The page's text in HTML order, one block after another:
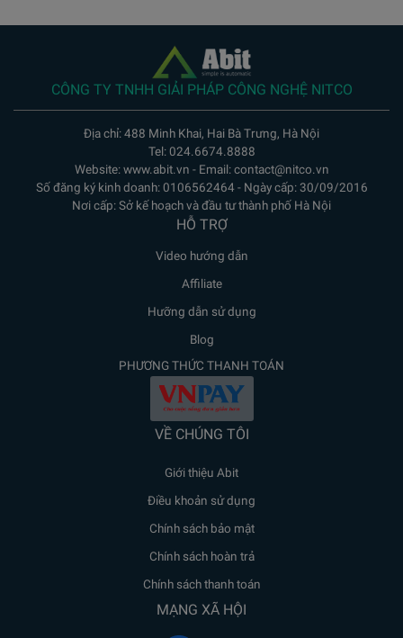
CÔNG TY TNHH GIẢI PHÁP CÔNG NGHỆ NITCO
Địa chỉ: 488 Minh Khai, Hai Bà Trưng, Hà Nội
Tel: 024.6674.8888
Website: www.abit.vn - Email: contact@nitco.vn
Số đăng ký kinh doanh: 0106562464 - Ngày cấp: 30/09/2016
Nơi cấp: Sở kế hoạch và đầu tư thành phố Hà Nội
HỖ TRỢ
Video hướng dẫn
Affiliate
Hưỡng dẫn sử dụng
Blog
PHƯƠNG THỨC THANH TOÁN
VỀ CHÚNG TÔI
Giới thiệu Abit
Điều khoản sử dụng
Chính sách bảo mật
Chính sách hoàn trả
Chính sách thanh toán
MẠNG XÃ HỘI